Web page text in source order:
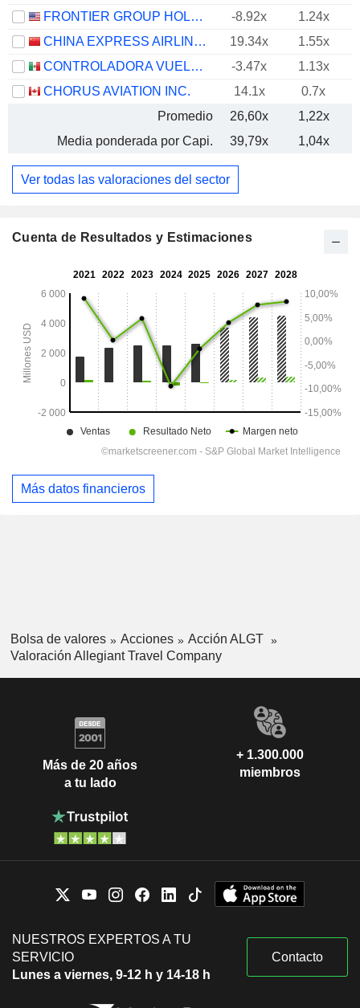
FRONTIER GROUP HOLDINGS, INC.
-8.92x
1.24x
CHINA EXPRESS AIRLINES CO.,LTD
19.34x
1.55x
CONTROLADORA VUELA COMPAÑÍA DE AVIACIÓN, S.A.B. DE C.V.
-3.47x
1.13x
CHORUS AVIATION INC.
14.1x
0.7x
Promedio
26,60x
1,22x
Media ponderada por Capi.
39,79x 1,04x
Ver todas las valoraciones del sector
Cuenta de Resultados y Estimaciones
Más datos financieros
Bolsa de valores Acciones
Acción ALGT
Valoración Allegiant Travel Company
Más de 20 años
a tu lado
+ 1.300.000
miembros
NUESTROS EXPERTOS A TU
SERVICIO
Lunes a viernes, 9-12 h y 14-18 h
Contacto